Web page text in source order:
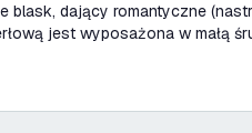
blask, dający romantyczne
jest wyposażona w małą